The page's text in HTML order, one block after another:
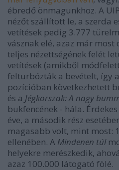
ébredő önmagunkhoz. A
nézőt szállított le, a szerda
vetítések pedig 3.777
vásznak elé, azaz már most
teljes nézettségének felét
vetítések (amikből
felturbózták a bevételt, így
pozícióban következhetett
és a Jégkorszak: A nagy
bukfencének - hála.
éve, a második rész
magasabb volt, mint most:
ellenében. A Mindenen túl
helyekre merészkedik, ahová
azaz 100.000 látogató fölé.